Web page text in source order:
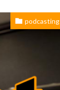
podcasting